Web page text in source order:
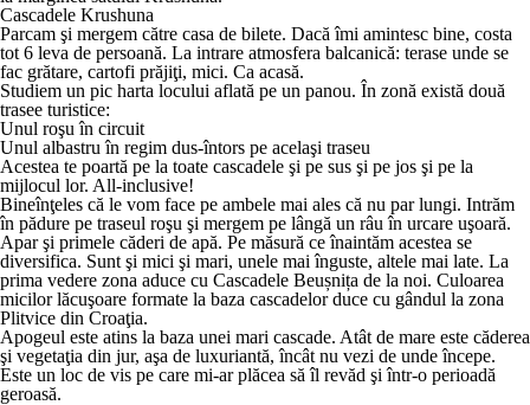
Cascadele Krushuna
Parcam şi mergem către casa de bilete. Dacă îmi amintesc bine, costa
tot 6 leva de persoană. La intrare atmosfera balcanică: terase unde se
fac grătare, cartofi prăjiţi, mici. Ca acasă.
Studiem un pic harta locului aflată pe un panou. În zonă există două
trasee turistice:
Unul roşu în circuit
Unul albastru în regim dus-întors pe acelaşi traseu
Acestea te poartă pe la toate cascadele şi pe sus şi pe jos şi pe la
mijlocul lor. All-inclusive!
Bineînţeles că le vom face pe ambele mai ales că nu par lungi. Intrăm
în pădure pe traseul roşu şi mergem pe lângă un râu în urcare uşoară.
Apar şi primele căderi de apă. Pe măsură ce înaintăm acestea se
diversifica. Sunt şi mici şi mari, unele mai înguste, altele mai late. La
prima vedere zona aduce cu Cascadele Beușnița de la noi. Culoarea
micilor lăcuşoare formate la baza cascadelor duce cu gândul la zona
Plitvice din Croaţia.
Apogeul este atins la baza unei mari cascade. Atât de mare este căderea
şi vegetaţia din jur, aşa de luxuriantă, încât nu vezi de unde începe.
Este un loc de vis pe care mi-ar plăcea să îl revăd şi într-o perioadă
geroasă.